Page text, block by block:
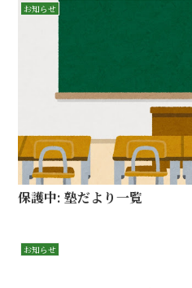
お知らせ
保護中: 塾だより一覧
お知らせ